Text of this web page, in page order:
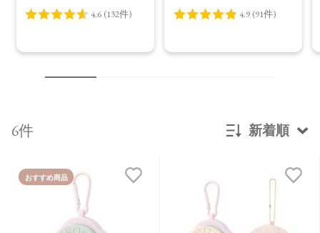
6件 新着順
発売日順
価格が安い
おすすめ商品